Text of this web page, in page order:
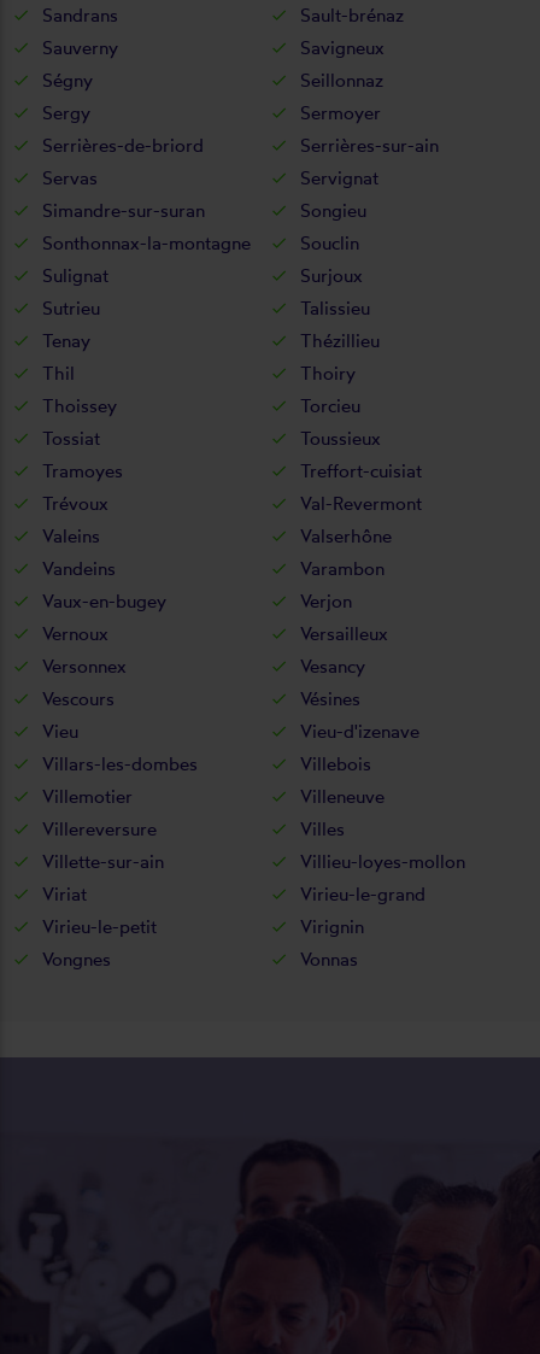
Sandrans
Sault-brénaz
Sauverny
Savigneux
Ségny
Seillonnaz
Sergy
Sermoyer
Serrières-de-briord
Serrières-sur-ain
Servas
Servignat
Simandre-sur-suran
Songieu
Sonthonnax-la-montagne
Souclin
Sulignat
Surjoux
Sutrieu
Talissieu
Tenay
Thézillieu
Thil
Thoiry
Thoissey
Torcieu
Tossiat
Toussieux
Tramoyes
Treffort-cuisiat
Trévoux
Val-Revermont
Valeins
Valserhône
Vandeins
Varambon
Vaux-en-bugey
Verjon
Vernoux
Versailleux
Versonnex
Vesancy
Vescours
Vésines
Vieu
Vieu-d'izenave
Villars-les-dombes
Villebois
Villemotier
Villeneuve
Villereversure
Villes
Villette-sur-ain
Villieu-loyes-mollon
Viriat
Virieu-le-grand
Virieu-le-petit
Virignin
Vongnes
Vonnas